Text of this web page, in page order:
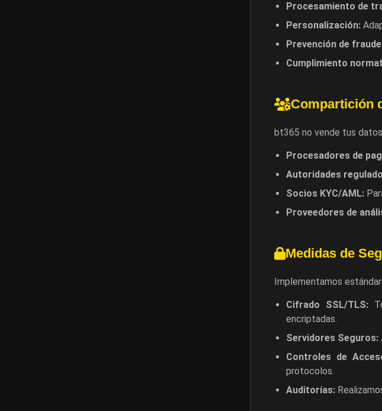
Procesamiento de
Personalización:
Prevención de
Cumplimiento
Compartición
bt365 no vende tus
Procesadores de
Autoridades
Socios KYC/AML:
Proveedores de
Medidas de
Implementamos
Cifrado SSL/TLS:
encriptadas.
Servidores Seguros:
Controles de
protocolos.
Auditorías: